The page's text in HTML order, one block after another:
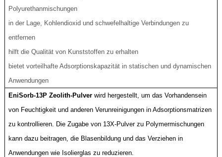
Polyurethanmischungen
in der Lage, Kohlendioxid und schwefelhaltige Verbindungen zu
entfernen
hilft die Qualität von Kunststoffen zu erhalten
bietet vorteilhafte Adsorptionskapazität in statischen und dynamischen
Anwendungen
EniSorb-13P Zeolith-Pulverwird hergestellt, um das Vorhandensein
von Feuchtigkeit und anderen Verunreinigungen in Adsorptionsmatrizen
zu kontrollieren. Die Zugabe von 13X-Pulver zu Polymermischungen
kann dazu beitragen, die Blasenbildung und das Verziehen in
Anwendungen wie Isolierglas zu reduzieren.